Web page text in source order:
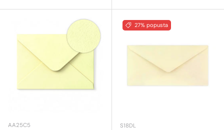
AA25C5
27% popusta
S18DL